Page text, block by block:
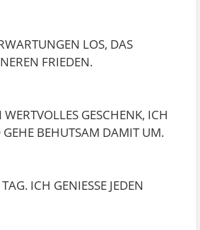
LOS, DAS
FRIEDEN.
GESCHENK, ICH
BEHUTSAM DAMIT UM.
ICH GENIESSE JEDEN